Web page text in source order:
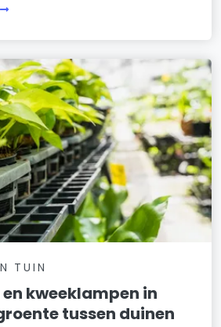
TUIN
kweeklampen in
tussen duinen